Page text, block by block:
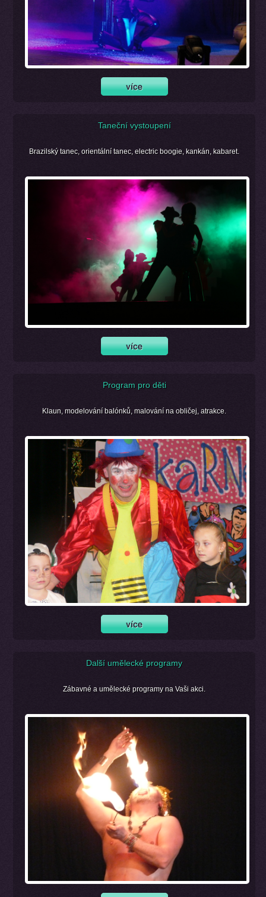
Taneční vystoupení
Brazilský tanec, orientální tanec, electric boogie, kankán, kabaret.
Program pro děti
Klaun, modelování balónků, malování na obličej, atrakce.
Další umělecké programy
Zábavné a umělecké programy na Vaši akci.